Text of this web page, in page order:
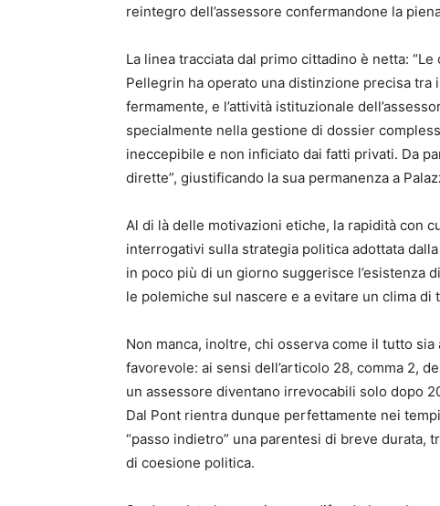
reintegro dell’assessore confermandone la
La linea tracciata dal primo cittadino è netta:
Pellegrin ha operato una distinzione precisa tra
fermamente, e l’attività istituzionale
specialmente nella gestione di dossier
ineccepibile e non inficiato dai fatti privati. Da
dirette”, giustificando la sua permanenza a
Al di là delle motivazioni etiche, la rapidità con
interrogativi sulla strategia politica adottata
in poco più di un giorno suggerisce l’esistenza
le polemiche sul nascere e a evitare un clima di
Non manca, inoltre, chi osserva come il tutto
favorevole: ai sensi dell’articolo 28, comma 2,
un assessore diventano irrevocabili solo dopo
Dal Pont rientra dunque perfettamente nei
“passo indietro” una parentesi di breve durata,
di coesione politica.